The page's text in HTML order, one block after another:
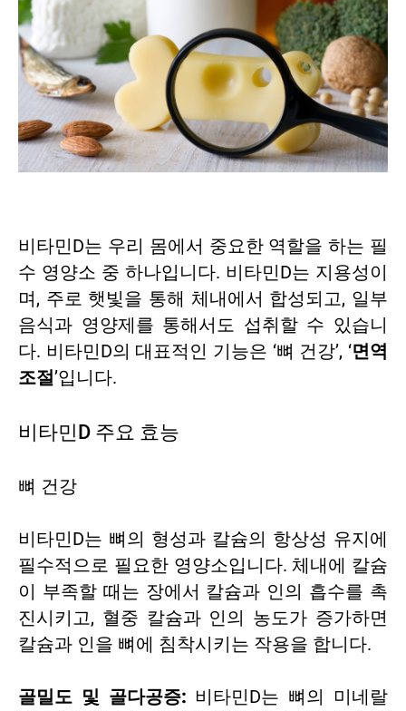
비타민D는 우리 몸에서 중요한 역할을 하는 필
수 영양소 중 하나입니다. 비타민D는 지용성이
며, 주로 햇빛을 통해 체내에서 합성되고, 일부
음식과 영양제를 통해서도 섭취할 수 있습니
다. 비타민D의 대표적인 기능은 ‘뼈 건강’, ‘면역
조절’입니다.
비타민D 주요 효능
뼈 건강
비타민D는 뼈의 형성과 칼슘의 항상성 유지에
필수적으로 필요한 영양소입니다. 체내에 칼슘
이 부족할 때는 장에서 칼슘과 인의 흡수를 촉
진시키고, 혈중 칼슘과 인의 농도가 증가하면
칼슘과 인을 뼈에 침착시키는 작용을 합니다.
골밀도 및 골다공증: 비타민D는 뼈의 미네랄